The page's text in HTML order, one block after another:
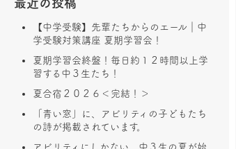
最近の投稿
【中学受験】先輩たちからのエール｜中
学受験対策講座 夏期学習会！
夏期学習会終盤！毎日約１２時間以上学
習する中３生たち！
夏合宿２０２６＜完結！＞
「青い窓」に、アビリティの子どもたち
の詩が掲載されています。